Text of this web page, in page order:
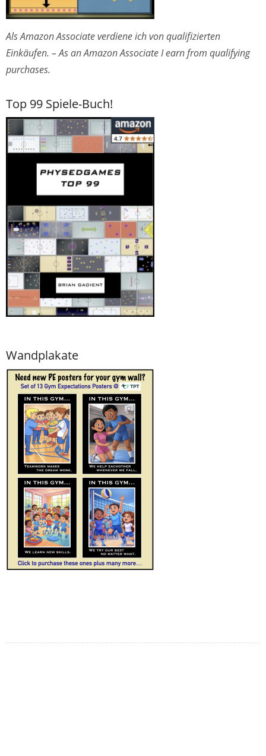
Als Amazon Associate verdiene ich von qualifizierten
Einkäufen. – As an Amazon Associate I earn from qualifying
purchases.
Top 99 Spiele-Buch!
Wandplakate